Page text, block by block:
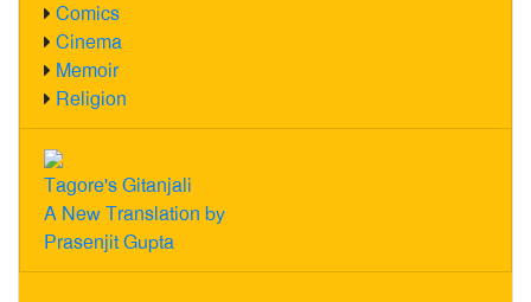
Comics
Cinema
Memoir
Religion
Tagore's Gitanjali
A New Translation by
Prasenjit Gupta